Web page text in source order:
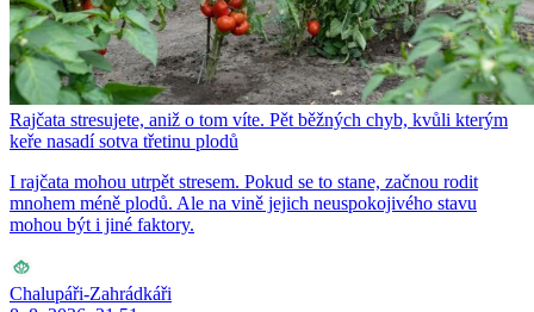
Rajčata stresujete, aniž o tom víte. Pět běžných chyb, kvůli kterým
keře nasadí sotva třetinu plodů
I rajčata mohou utrpět stresem. Pokud se to stane, začnou rodit
mnohem méně plodů. Ale na vině jejich neuspokojivého stavu
mohou být i jiné faktory.
Chalupáři-Zahrádkáři